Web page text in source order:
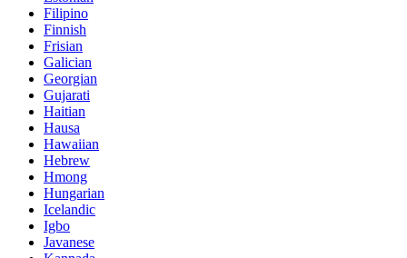
Filipino
Finnish
Frisian
Galician
Georgian
Gujarati
Haitian
Hausa
Hawaiian
Hebrew
Hmong
Hungarian
Icelandic
Igbo
Javanese